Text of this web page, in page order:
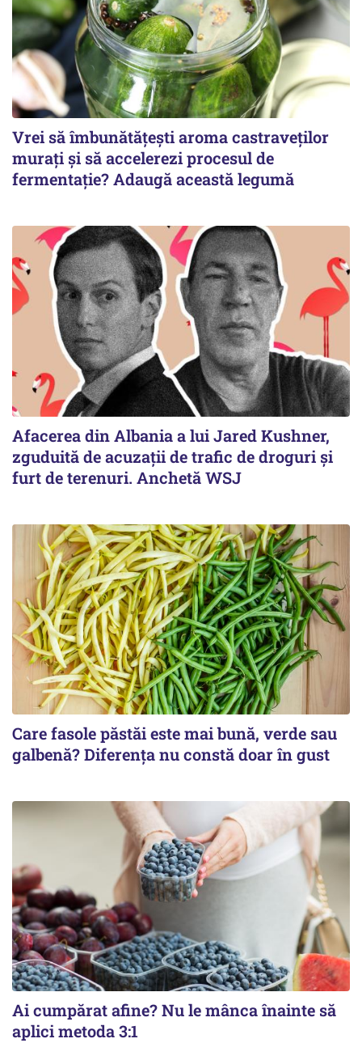
Vrei să îmbunătățești aroma castraveților
murați și să accelerezi procesul de
fermentație? Adaugă această legumă
Afacerea din Albania a lui Jared Kushner,
zguduită de acuzații de trafic de droguri și
furt de terenuri. Anchetă WSJ
Care fasole păstăi este mai bună, verde sau
galbenă? Diferența nu constă doar în gust
Ai cumpărat afine? Nu le mânca înainte să
aplici metoda 3:1